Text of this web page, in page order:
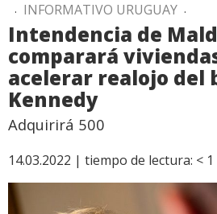
. INFORMATIVO URUGUAY .
Intendencia de
comparará
acelerar realojo del
Kennedy
Adquirirá 500
14.03.2022 | tiempo de lectura: < 1